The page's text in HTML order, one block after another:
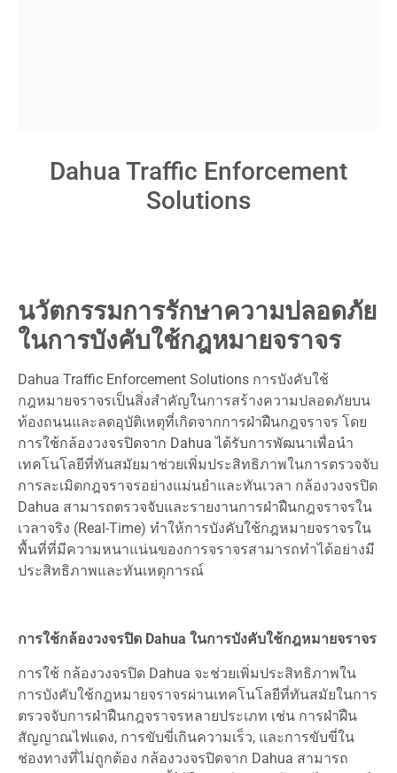
Dahua Traffic Enforcement
Solutions
นวัตกรรมการรักษาความปลอดภัย
ในการบังคับใช้กฎหมายจราจร
Dahua Traffic Enforcement Solutions การบังคับใช้
กฎหมายจราจรเป็นสิ่งสำคัญในการสร้างความปลอดภัยบน
ท้องถนนและลดอุบัติเหตุที่เกิดจากการฝ่าฝืนกฎจราจร โดย
การใช้กล้องวงจรปิดจาก Dahua ได้รับการพัฒนาเพื่อนำ
เทคโนโลยีที่ทันสมัยมาช่วยเพิ่มประสิทธิภาพในการตรวจจับ
การละเมิดกฎจราจรอย่างแม่นยำและทันเวลา กล้องวงจรปิด
Dahua สามารถตรวจจับและรายงานการฝ่าฝืนกฎจราจรใน
เวลาจริง (Real-Time) ทำให้การบังคับใช้กฎหมายจราจรใน
พื้นที่ที่มีความหนาแน่นของการจราจรสามารถทำได้อย่างมี
ประสิทธิภาพและทันเหตุการณ์
การใช้กล้องวงจรปิด Dahua ในการบังคับใช้กฎหมายจราจร
การใช้ กล้องวงจรปิด Dahua จะช่วยเพิ่มประสิทธิภาพใน
การบังคับใช้กฎหมายจราจรผ่านเทคโนโลยีที่ทันสมัยในการ
ตรวจจับการฝ่าฝืนกฎจราจรหลายประเภท เช่น การฝ่าฝืน
สัญญาณไฟแดง, การขับขี่เกินความเร็ว, และการขับขี่ใน
ช่องทางที่ไม่ถูกต้อง กล้องวงจรปิดจาก Dahua สามารถ